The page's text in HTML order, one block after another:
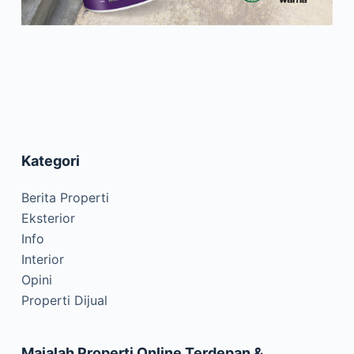
Kategori
Berita Properti
Eksterior
Info
Interior
Opini
Properti Dijual